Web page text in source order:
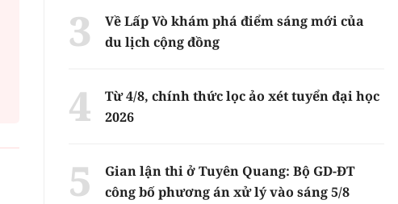
Về Lấp Vò khám phá điểm sáng mới của
du lịch cộng đồng
Từ 4/8, chính thức lọc ảo xét tuyển đại học
2026
Gian lận thi ở Tuyên Quang: Bộ GD-ĐT
công bố phương án xử lý vào sáng 5/8